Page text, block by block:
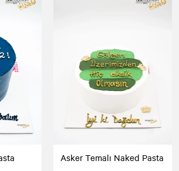
Asker Temalı Naked Pasta